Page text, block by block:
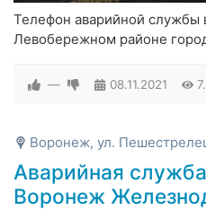
Телефон аварийной службы
Левобережном районе
— 08.11.2021
Воронеж, ул.
Аварийная
Воронеж